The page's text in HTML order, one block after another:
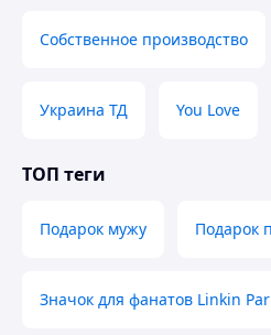
Собственное производство
Украина ТД You Love
ТОП теги
Подарок мужу Подарок
Значок для фанатов Linkin